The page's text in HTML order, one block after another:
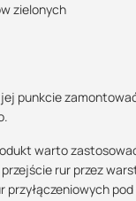
zielonych
punkcie
warto
rur przez
przyłączeniowych